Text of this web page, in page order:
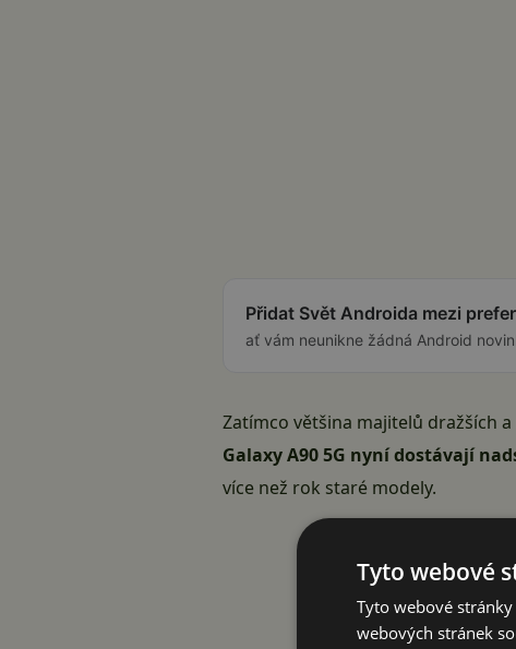
Přidat Svět Androida mezi
ať vám neunikne žádná Android
Zatímco většina majitelů dražších
Galaxy A90 5G nyní dostávají
více než rok staré modely.
Tyto webové
Tyto webové
webových stránek